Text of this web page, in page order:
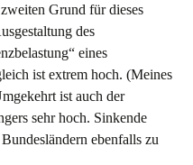
Grund für dieses
des
eines
ist extrem hoch. (Meines
ist auch der
sehr hoch. Sinkende
ebenfalls zu